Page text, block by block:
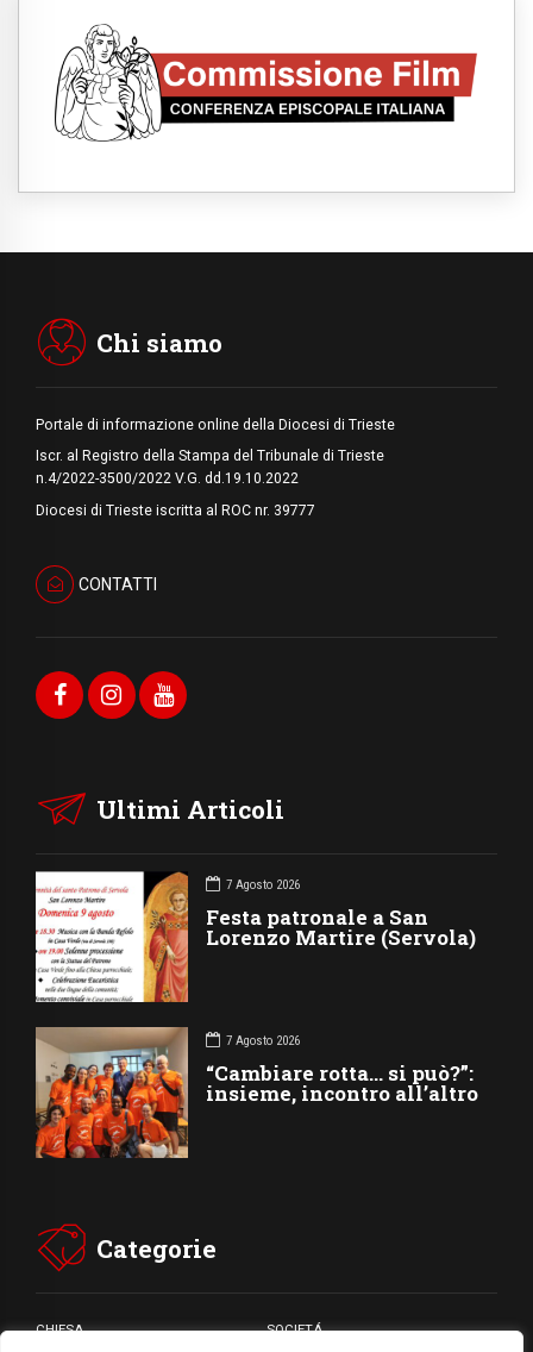
Uruguay, il presidente dei vescovi: la visita
del Papa dono per tutto il Paese
07.08.2026
Gaza, la strage dei bambini non si ferma:
Medio Oriente, non c'è accordo tra Libano e
Chi siamo
Portale di informazione online della Diocesi di Trieste
Iscr. al Registro della Stampa del Tribunale di Trieste
n.4/2022-3500/2022 V.G. dd.19.10.2022
Diocesi di Trieste iscritta al ROC nr. 39777
CONTATTI
Ultimi Articoli
7 Agosto 2026
Festa patronale a San
Lorenzo Martire (Servola)
7 Agosto 2026
“Cambiare rotta… si può?”:
insieme, incontro all’altro
Categorie
CHIESA SOCIETÁ